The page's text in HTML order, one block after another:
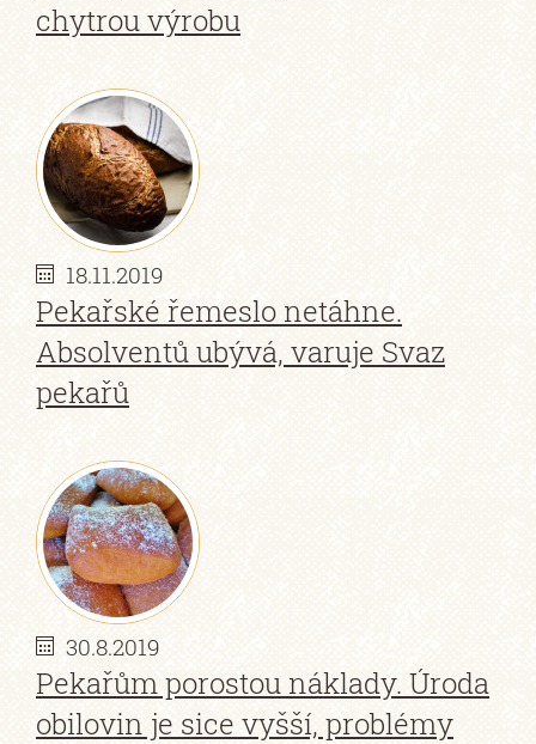
chytrou výrobu
18.11.2019
Pekařské řemeslo netáhne.
Absolventů ubývá, varuje Svaz
pekařů
30.8.2019
Pekařům porostou náklady. Úroda
obilovin je sice vyšší, problémy